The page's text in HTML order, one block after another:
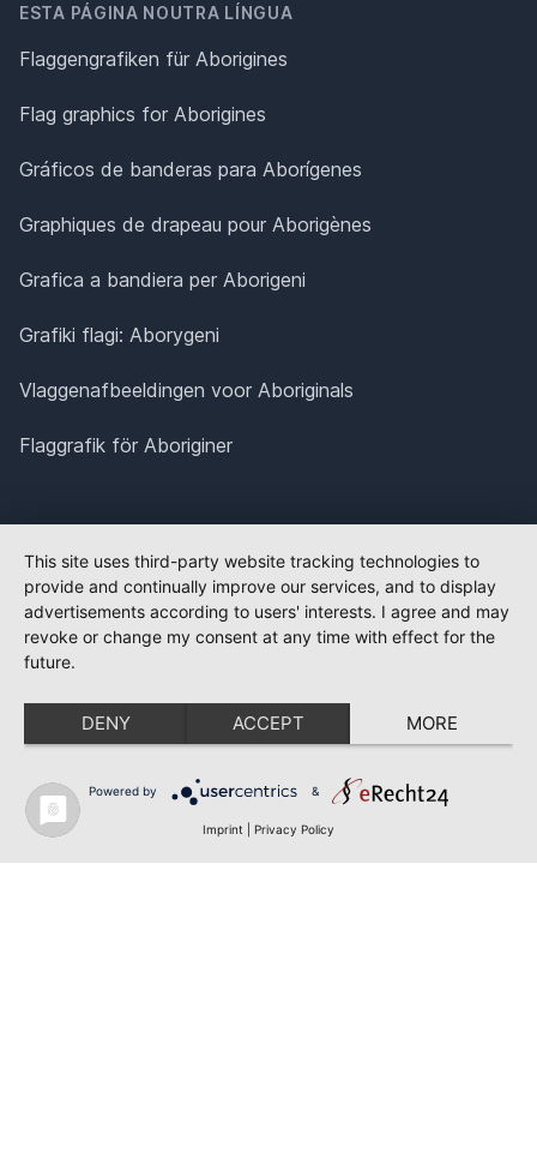
ESTA PÁGINA NOUTRA LÍNGUA
Flaggengrafiken für Aborigines
Flag graphics for Aborigines
Gráficos de banderas para Aborígenes
Graphiques de drapeau pour Aborigènes
Grafica a bandiera per Aborigeni
Grafiki flagi: Aborygeni
Vlaggenafbeeldingen voor Aboriginals
Flaggrafik för Aboriginer
This site uses third-party website tracking technologies to
provide and continually improve our services, and to display
advertisements according to users' interests. I agree and may
revoke or change my consent at any time with effect for the
future.
DENY ACCEPT MORE
Powered by &
Imprint Privacy Policy